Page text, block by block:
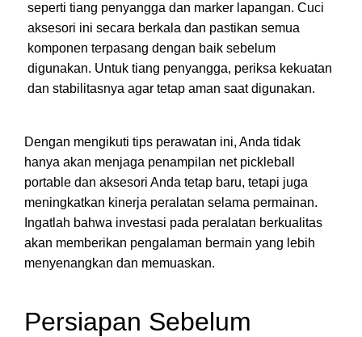
seperti tiang penyangga dan marker lapangan. Cuci
aksesori ini secara berkala dan pastikan semua
komponen terpasang dengan baik sebelum
digunakan. Untuk tiang penyangga, periksa kekuatan
dan stabilitasnya agar tetap aman saat digunakan.
Dengan mengikuti tips perawatan ini, Anda tidak
hanya akan menjaga penampilan net pickleball
portable dan aksesori Anda tetap baru, tetapi juga
meningkatkan kinerja peralatan selama permainan.
Ingatlah bahwa investasi pada peralatan berkualitas
akan memberikan pengalaman bermain yang lebih
menyenangkan dan memuaskan.
Persiapan Sebelum